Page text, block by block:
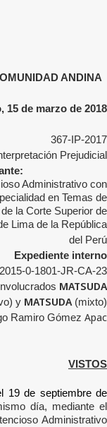
ANDINA
15 de marzo de 2018
367-IP-2017
Prejudicial
Administrativo con
en Temas de
la Corte Superior de
Lima de la República
del Perú
Expediente interno
0-1801-JR-CA-23
MATSUDA
y MATSUDA (mixto)
Ramiro Gómez Apac
VISTOS
19 de septiembre de
día, mediante el
Administrativo